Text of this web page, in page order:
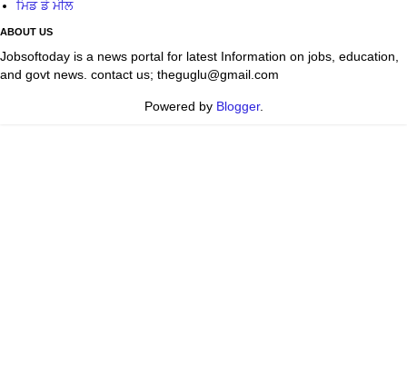
ਮਿਡ ਡੇ ਮੀਲ
ABOUT US
Jobsoftoday is a news portal for latest Information on jobs, education,
and govt news. contact us; theguglu@gmail.com
Powered by Blogger.